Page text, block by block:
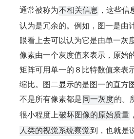
通常被称为不相关信息 ，这些
认为是冗余的。例如，图一是由
眼看上去可以认为它是由单一灰
像素由一个灰度值来表示，原始
矩阵可用单一的８比特数值来表
缩比。图二显示的是图一的直方
不是所有像素都是 同一灰度的。
很小程度上破坏图像的原始质量
人类的视觉系统察觉到，也就是